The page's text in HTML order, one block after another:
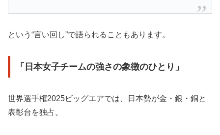
という“言い回し”で語られることもあります。
「日本女子チームの強さの象徴のひとり」
世界選手権2025ビッグエアでは、日本勢が金・銀・銅と
表彰台を独占。